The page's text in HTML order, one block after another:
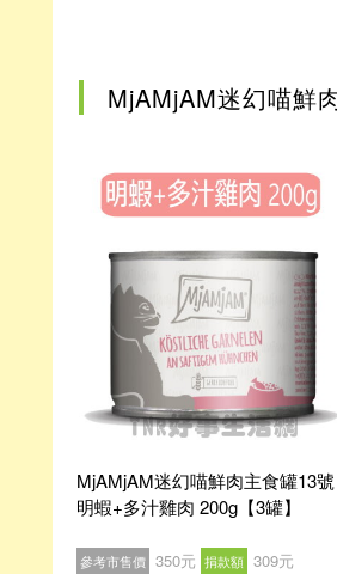
MjAMjAM迷幻喵鮮
MjAMjAM迷幻喵鮮肉主食罐13號
明蝦+多汁雞肉 200g【3罐】
參考市售價 350元 捐款額 309元